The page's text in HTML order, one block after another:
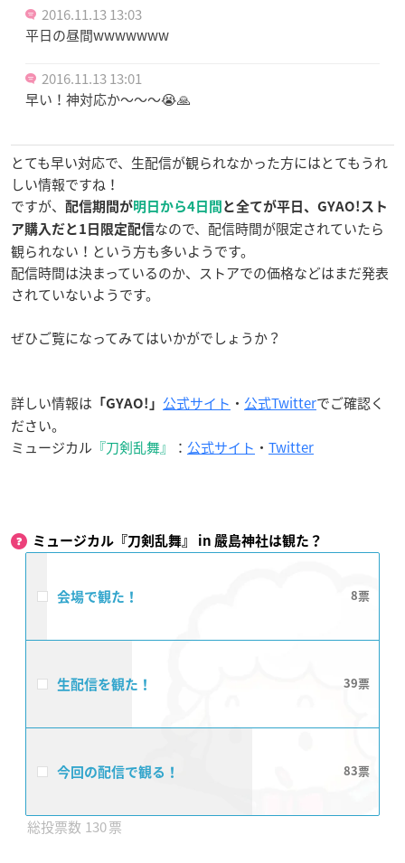
2016.11.13 13:03
平日の昼間wwwwwww
2016.11.13 13:01
早い！神対応か〜〜〜😭🙏
とても早い対応で、生配信が観られなかった方にはとてもうれ
しい情報ですね！
ですが、
配信期間が明日から4日間 と全てが平日、GYAO!スト
ア購入だと1日限定配信なので、配信時間が限定されていたら
観られない！という方も多いようです。
配信時間は決まっているのか、ストアでの価格などはまだ発表
されていないようです。
ぜひご覧になってみてはいかがでしょうか？
詳しい情報は 「GYAO!」 公式サイト ・ 公式Twitterでご確認く
ださい。
ミュージカル 『刀剣乱舞』 ： 公式サイト ・ Twitter
ミュージカル『刀剣乱舞』 in 嚴島神社は観た？
会場で観た！ 8
生配信を観た！ 39
今回の配信で観る！ 83
130